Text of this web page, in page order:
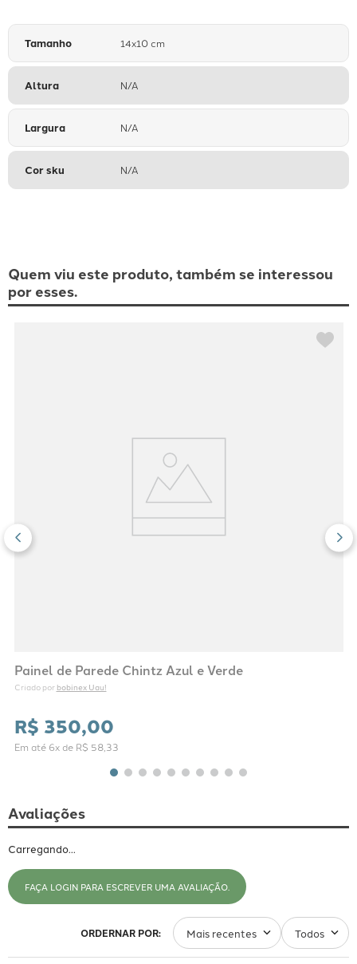
Tamanho 14x10 cm
Altura N/A
Largura N/A
Cor sku N/A
Quem viu este produto, também se interessou
por esses.
Painel de Parede Chintz Azul e Verde
Criado por bobinex Uau!
R$ 350,00
Em até 6x de R$ 58, 33
Avaliações
Carregando…
FAÇA LOGIN PARA ESCREVER UMA AVALIAÇÃO.
Mais recentes Todos